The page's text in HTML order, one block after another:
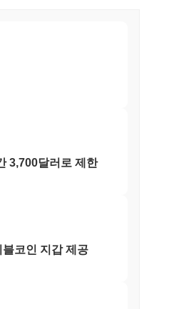
3,700달러로 제한
코인 지갑 제공